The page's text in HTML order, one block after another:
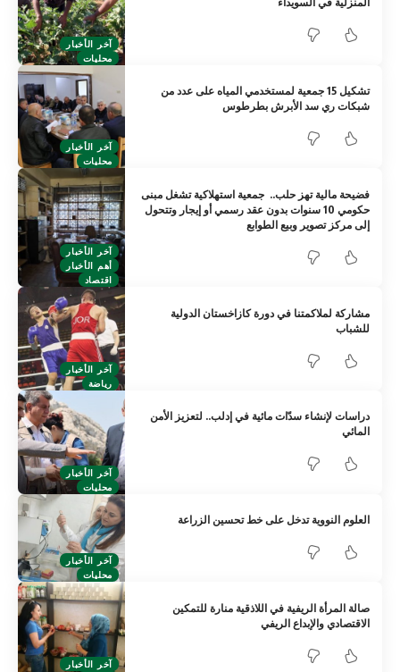
آخر الأخبار
محليات
آخر الأخبار
محليات
تشكيل 15 جمعية لمستخدمي المياه على عدد من
شبكات ري سد الأبرش بطرطوس
آخر الأخبار
أهم الأخبار
اقتصاد
فضيحة مالية تهز حلب.. جمعية استهلاكية تشغل مبنى
حكومي 10 سنوات بدون عقد رسمي أو إيجار وتتحول
إلى مركز تصوير وبيع الطوابع
آخر الأخبار
رياضة
مشاركة لملاكمتنا في دورة كازاخستان الدولية
للشباب
آخر الأخبار
محليات
دراسات لإنشاء سدّات مائية في إدلب.. لتعزيز الأمن
المائي
آخر الأخبار
محليات
العلوم النووية تدخل على خط تحسين الزراعة
آخر الأخبار
صالة المرأة الريفية في اللاذقية منارة للتمكين
الاقتصادي والإبداع الريفي